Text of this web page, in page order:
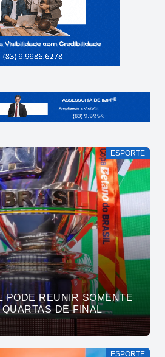
ESPORTE
PODE REUNIR SOMENTE
DE FINAL
ESPORTE